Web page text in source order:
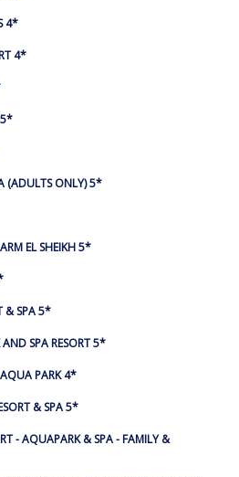
4*
4*
5*
(ADULTS ONLY) 5*
EL SHEIKH 5*
& SPA 5*
SPA RESORT 5*
AQUA PARK 4*
& SPA 5*
- AQUAPARK & SPA - FAMILY &